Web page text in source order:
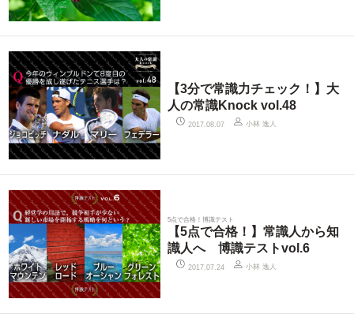
【3分で常識力チェック！】大
人の常識Knock vol.48
2017.08.07 小林 逸人
5点で合格！博識テスト
【5点で合格！】常識人から知
識人へ 博識テストvol.6
2017.07.24 小林 逸人